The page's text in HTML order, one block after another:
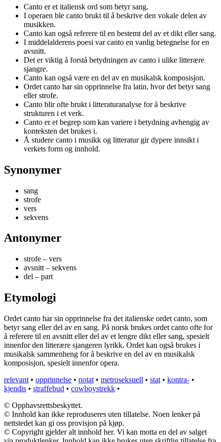
Canto er et italiensk ord som betyr sang.
I operaen ble canto brukt til å beskrive den vokale delen av
musikken.
Canto kan også referere til en bestemt del av et dikt eller sang.
I middelalderens poesi var canto en vanlig betegnelse for en
avsnitt.
Det er viktig å forstå betydningen av canto i ulike litterære
sjangre.
Canto kan også være en del av en musikalsk komposisjon.
Ordet canto har sin opprinnelse fra latin, hvor det betyr sang
eller strofe.
Canto blir ofte brukt i litteraturanalyse for å beskrive
strukturen i et verk.
Canto er et begrep som kan variere i betydning avhengig av
konteksten det brukes i.
Å studere canto i musikk og litteratur gir dypere innsikt i
verkets form og innhold.
Synonymer
sang
strofe
vers
sekvens
Antonymer
strofe – vers
avsnitt – sekvens
del – part
Etymologi
Ordet canto har sin opprinnelse fra det italienske ordet canto, som
betyr sang eller del av en sang. På norsk brukes ordet canto ofte for
å referere til en avsnitt eller del av et lengre dikt eller sang, spesielt
innenfor den litterære sjangeren lyrikk. Ordet kan også brukes i
musikalsk sammenheng for å beskrive en del av en musikalsk
komposisjon, spesielt innenfor opera.
relevant • opprinnelse • notat • metroseksuell • stat • kontra- •
kjendis • straffebud • cowboystrekk •
© Opphavsrettsbeskyttet.
© Innhold kan ikke reproduseres uten tillatelse. Noen lenker på
nettstedet kan gi oss provisjon på kjøp.
© Copyright gjelder alt innhold her. Vi kan motta en del av salget